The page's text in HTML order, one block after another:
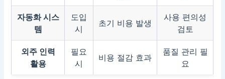
자동화 시스
템
도입
시
초기 비용 발생
사용 편의성
검토
외주 인력
활용
필요
시
비용 절감 효과
품질 관리 필
요